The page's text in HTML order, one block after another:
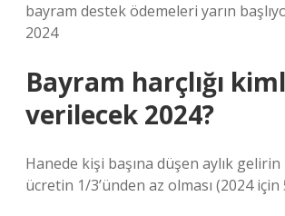
bayram destek ödemeleri yarın
2024
Bayram harçlığı
verilecek 2024?
Hanede kişi başına düşen aylık
ücretin 1/3’ünden az olması (2024 için